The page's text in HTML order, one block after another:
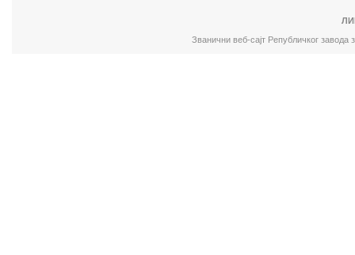
Званични веб-сајт Републичког